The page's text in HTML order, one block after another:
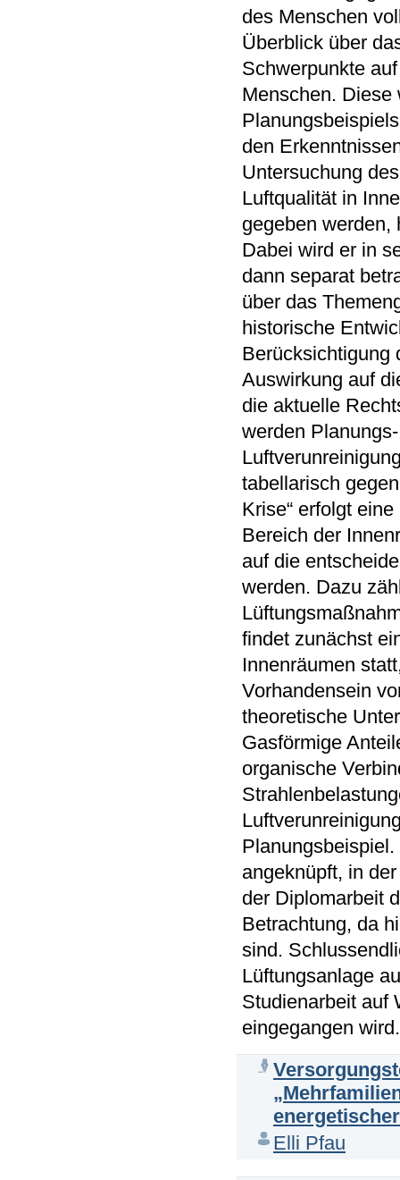
des Menschen
Überblick über
Schwerpunkte
Menschen. Diese
den
Untersuchung
Luftqualität in
gegeben werden,
Dabei wird er in
dann separat
über das
historische
Berücksichtigung
Auswirkung auf
die aktuelle
werden
tabellarisch
Krise“ erfolgt
Bereich der
auf die
werden. Dazu
findet zunächst
Innenräumen
Vorhandensein
theoretische
Gasförmige
organische
angeknüpft, in
der Diplomarbeit
Betrachtung, da
sind.
Lüftungsanlage
Studienarbeit auf
eingegangen wird.
Elli Pfau